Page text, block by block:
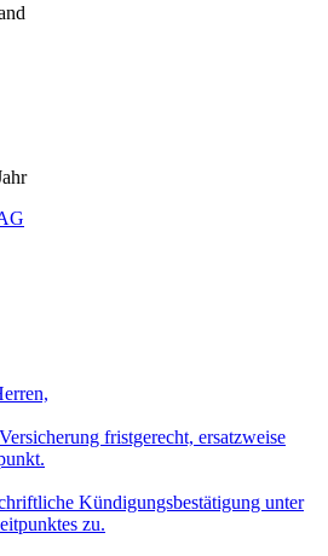
fristgerecht, ersatzweise
Kündigungsbestätigung unter
zu.